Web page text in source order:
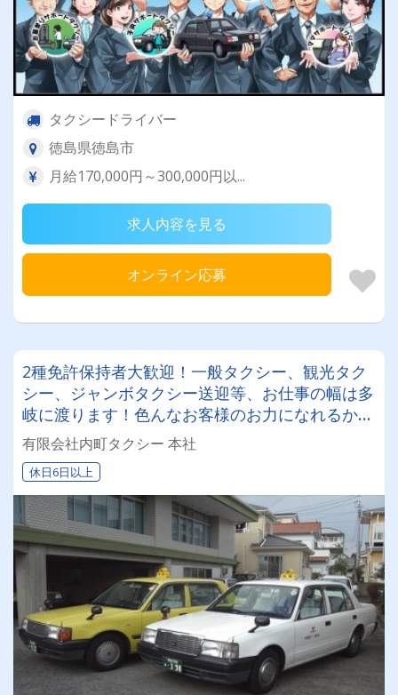
タクシードライバー
徳島県徳島市
月給170,000円～300,000円以...
求人内容を見る
オンライン応募
2種免許保持者大歓迎！一般タクシー、観光タク
シー、ジャンボタクシー送迎等、お仕事の幅は多
岐に渡ります！色んなお客様のお力になれるから
こそ充実して働くことができますよ！
有限会社内町タクシー 本社
休日6日以上